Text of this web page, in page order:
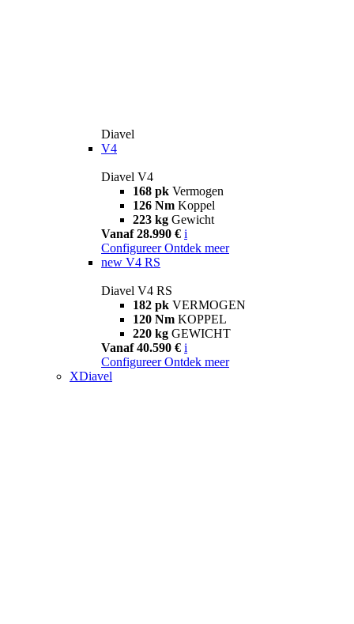
Diavel
V4
Diavel V4
168 pk Vermogen
126 Nm Koppel
223 kg Gewicht
Vanaf 28.990 € i
Configureer Ontdek meer
new V4 RS
Diavel V4 RS
182 pk VERMOGEN
120 Nm KOPPEL
220 kg GEWICHT
Vanaf 40.590 € i
Configureer Ontdek meer
XDiavel